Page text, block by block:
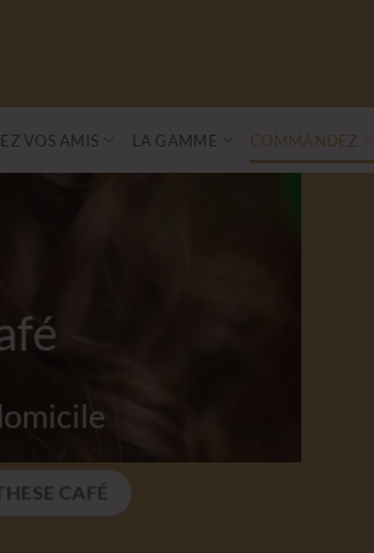
VOS AMIS LA GAMME COMMANDEZ
Conviez vos amis à une
S'OFFRIR UN MOMENT DE